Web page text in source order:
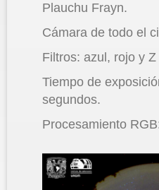
Plauchu Frayn.
Cámara de todo el
Filtros: azul, rojo y Z
Tiempo de
segundos.
Procesamiento